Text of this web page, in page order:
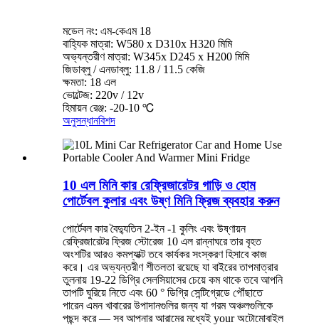
মডেল নং: এম-কেএম 18
বাহ্যিক মাত্রা: W580 x D310x H320 মিমি
অভ্যন্তরীণ মাত্রা: W345x D245 x H200 মিমি
জিডাব্লু / এনডাব্লু: 11.8 / 11.5 কেজি
ক্ষমতা: 18 এল
ভোল্টেজ: 220v / 12v
হিমায়ন রেঞ্জ: -20-10 ℃
অনুসন্ধানবিশদ
10 এল মিনি কার রেফ্রিজারেটর গাড়ি ও হোম
পোর্টেবল কুলার এবং উষ্ণ মিনি ফ্রিজ ব্যবহার করুন
পোর্টেবল কার বৈদ্যুতিন 2-ইন -1 কুলিং এবং উষ্ণায়ন
রেফ্রিজারেটর ফ্রিজ স্টোরেজ 10 এল রান্নাঘরে তার বৃহত
অংশটির আরও কমপ্যাক্ট তবে কার্যকর সংস্করণ হিসাবে কাজ
করে। এর অভ্যন্তরীণ শীতলতা রয়েছে যা বাইরের তাপমাত্রার
তুলনায় 19-22 ডিগ্রি সেলসিয়াসের চেয়ে কম থাকে তবে আপনি
তাপটি ঘুরিয়ে নিতে এবং 60 ° ডিগ্রি সেন্টিগ্রেডে পৌঁছাতে
পারেন এমন খাবারের উপাদানগুলির জন্য যা গরম অঞ্চলগুলিকে
পছন্দ করে — সব আপনার আরামের মধ্যেই your অটোমোবাইল